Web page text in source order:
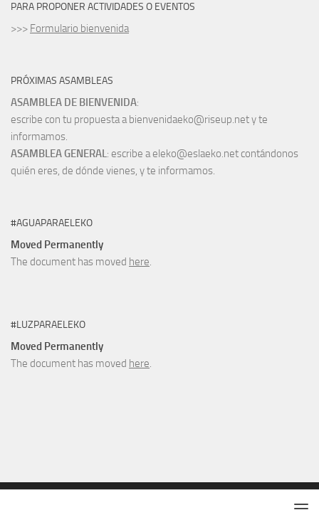
PARA PROPONER ACTIVIDADES O EVENTOS
>>> Formulario bienvenida
PRÓXIMAS ASAMBLEAS
ASAMBLEA DE BIENVENIDA:
escribe con tu propuesta a bienvenidaeko@riseup.net y te
informamos.
ASAMBLEA GENERAL: escribe a eleko@eslaeko.net contándonos
quién eres, de dónde vienes, y te informamos.
#AGUAPARAELEKO
Moved Permanently
The document has moved here.
#LUZPARAELEKO
Moved Permanently
The document has moved here.